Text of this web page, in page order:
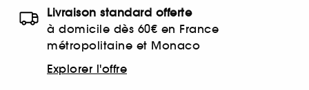
Livraison standard offerte
à domicile dès 60€ en France
métropolitaine et Monaco
Explorer l'offre